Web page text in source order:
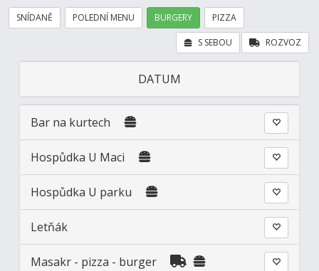
SNÍDANĚ POLEDNÍ MENU BURGERY PIZZA
ROZVOZ
S SEBOU
DATUM
Bar na kurtech
Hospůdka U Maci
Hospůdka U parku
Letňák
Masakr - pizza - burger